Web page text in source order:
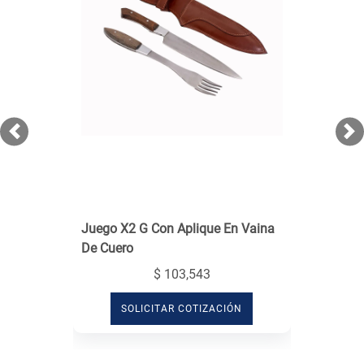
Previous
Juego X2 G Con Aplique En Vaina
De Cuero
$ 103,543
SOLICITAR COTIZACIÓN